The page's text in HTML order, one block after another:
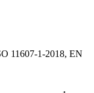
11607-1-2018, EN